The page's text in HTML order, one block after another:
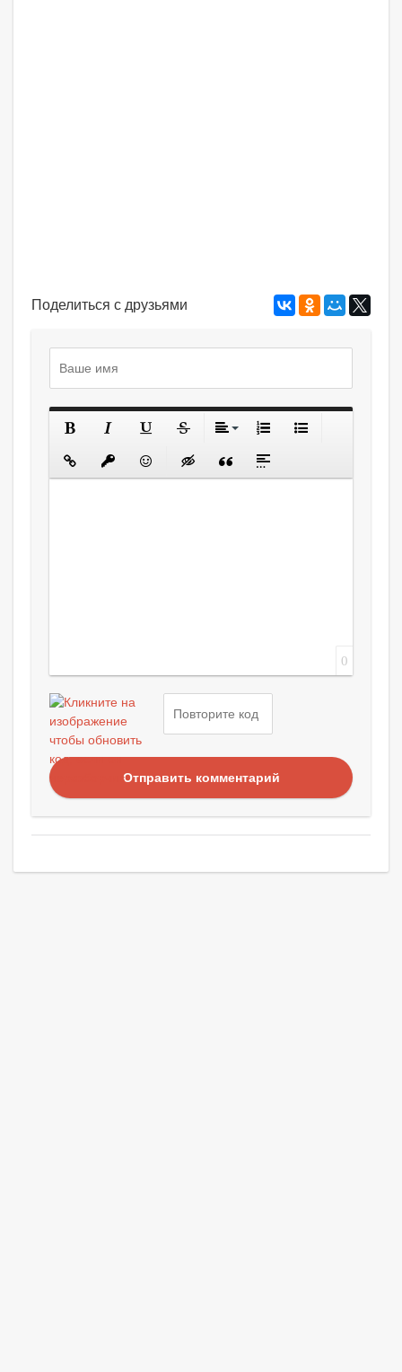
Поделиться с друзьями
0
Отправить комментарий